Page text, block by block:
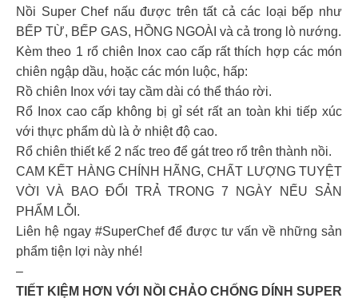
Nồi Super Chef nấu được trên tất cả các loại bếp như
BẾP TỪ, BẾP GAS, HỒNG NGOÀI và cả trong lò nướng.
Kèm theo 1 rổ chiên Inox cao cấp rất thích hợp các món
chiên ngập dầu, hoặc các món luộc, hấp:
Rồ chiên Inox với tay cầm dài có thể tháo rời.
Rổ Inox cao cấp không bị gỉ sét rất an toàn khi tiếp xúc
với thực phẩm dù là ở nhiệt độ cao.
Rổ chiên thiết kế 2 nấc treo để gát treo rổ trên thành nồi.
CAM KẾT HÀNG CHÍNH HÃNG, CHẤT LƯỢNG TUYỆT
VỜI VÀ BAO ĐỔI TRẢ TRONG 7 NGÀY NẾU SẢN
PHẨM LỖI.
Liên hệ ngay #SuperChef để được tư vấn về những sản
phẩm tiện lợi này nhé!
–
TIẾT KIỆM HƠN VỚI NỒI CHẢO CHỐNG DÍNH SUPER